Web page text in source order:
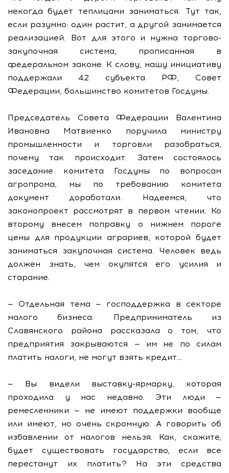
некогда будет теплицами заниматься. Тут так,
если разумно: один растит, а другой занимается
реализацией. Вот для этого и нужна торгово-
закупочная система, прописанная в
федеральном законе. К слову, нашу инициативу
поддержали 42 субъекта РФ, Совет
Федерации, большинство комитетов Госдумы.
Председатель Совета Федерации Валентина
Ивановна Матвиенко поручила министру
промышленности и торговли разобраться,
почему так происходит. Затем состоялось
заседание комитета Госдумы по вопросам
агропрома, мы по требованию комитета
документ доработали. Надеемся, что
законопроект рассмотрят в первом чтении. Ко
второму внесем поправку о нижнем пороге
цены для продукции аграриев, которой будет
заниматься закупочная система. Человек ведь
должен знать, чем окупятся его усилия и
старание.
— Отдельная тема — господдержка в секторе
малого бизнеса. Предприниматель из
Славянского района рассказала о том, что
предприятия закрываются — им не по силам
платить налоги, не могут взять кредит…
— Вы видели выставку-ярмарку, которая
проходила у нас недавно. Эти люди —
ремесленники — не имеют поддержки вообще
или имеют, но очень скромную. А говорить об
избавлении от налогов нельзя. Как, скажите,
будет существовать государство, если все
перестанут их платить? На эти средства